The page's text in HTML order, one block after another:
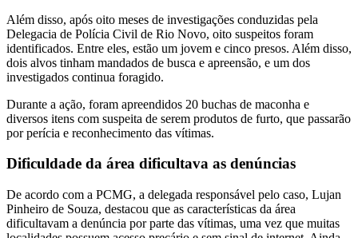
Além disso, após oito meses de investigações conduzidas pela
Delegacia de Polícia Civil de Rio Novo, oito suspeitos foram
identificados. Entre eles, estão um jovem e cinco presos. Além disso,
dois alvos tinham mandados de busca e apreensão, e um dos
investigados continua foragido.
Durante a ação, foram apreendidos 20 buchas de maconha e
diversos itens com suspeita de serem produtos de furto, que passarão
por perícia e reconhecimento das vítimas.
Dificuldade da área dificultava as denúncias
De acordo com a PCMG, a delegada responsável pelo caso, Lujan
Pinheiro de Souza, destacou que as características da área
dificultavam a denúncia por parte das vítimas, uma vez que muitas